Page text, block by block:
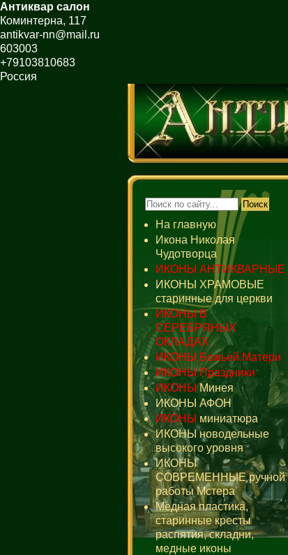
Антиквар салон
Коминтерна, 117
antikvar-nn@mail.ru
603003
+79103810683
Россия
На главную
Икона Николая
Чудотворца
ИКОНЫ АНТИКВАРНЫЕ
ИКОНЫ ХРАМОВЫЕ
старинные для церкви
ИКОНЫ В
СЕРЕБРЯНЫХ
ОКЛАДАХ
ИКОНЫ Божьей Матери
ИКОНЫ Праздники
ИКОНЫМинея
ИКОНЫ АФОН
ИКОНЫ миниатюра
ИКОНЫ новодельные
высокого уровня
ИКОНЫ
СОВРЕМЕННЫЕ ручной
работы Мстера
Медная пластика,
старинные кресты
распятия, складни,
медные иконы